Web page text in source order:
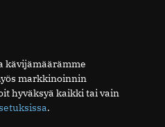
kävijämäärämme
markkinoinnin
hyväksyä kaikki tai vain
.